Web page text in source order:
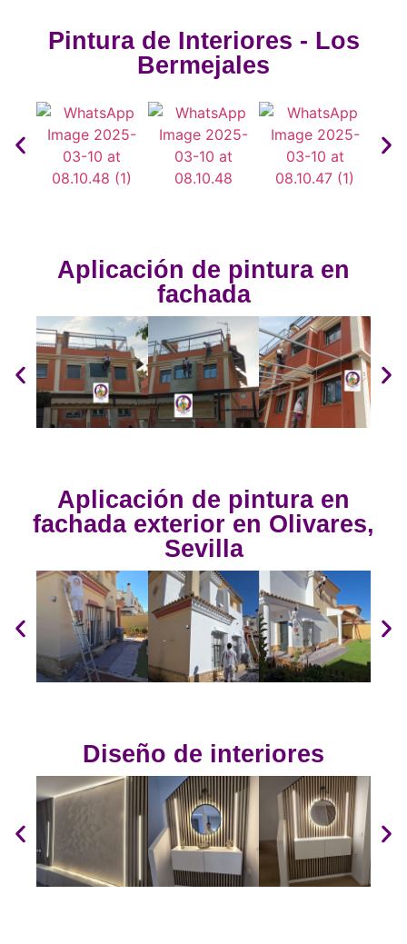
Pintura de Interiores - Los
Bermejales
Aplicación de pintura en
fachada
Aplicación de pintura en
fachada exterior en Olivares,
Sevilla
Diseño de interiores